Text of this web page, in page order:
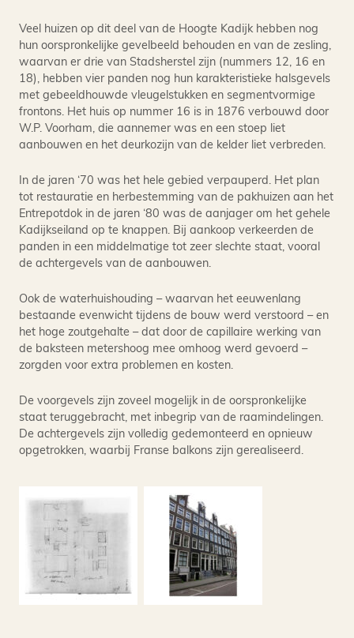
Veel huizen op dit deel van de Hoogte Kadijk hebben nog
hun oorspronkelijke gevelbeeld behouden en van de zesling,
waarvan er drie van Stadsherstel zijn (nummers 12, 16 en
18), hebben vier panden nog hun karakteristieke halsgevels
met gebeeldhouwde vleugelstukken en segmentvormige
frontons. Het huis op nummer 16 is in 1876 verbouwd door
W.P. Voorham, die aannemer was en een stoep liet
aanbouwen en het deurkozijn van de kelder liet verbreden.
In de jaren ‘70 was het hele gebied verpauperd. Het plan
tot restauratie en herbestemming van de pakhuizen aan het
Entrepotdok in de jaren ‘80 was de aanjager om het gehele
Kadijkseiland op te knappen. Bij aankoop verkeerden de
panden in een middelmatige tot zeer slechte staat, vooral
de achtergevels van de aanbouwen.
Ook de waterhuishouding – waarvan het eeuwenlang
bestaande evenwicht tijdens de bouw werd verstoord – en
het hoge zoutgehalte – dat door de capillaire werking van
de baksteen metershoog mee omhoog werd gevoerd –
zorgden voor extra problemen en kosten.
De voorgevels zijn zoveel mogelijk in de oorspronkelijke
staat teruggebracht, met inbegrip van de raamindelingen.
De achtergevels zijn volledig gedemonteerd en opnieuw
opgetrokken, waarbij Franse balkons zijn gerealiseerd.